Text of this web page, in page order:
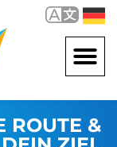
ROUTE &